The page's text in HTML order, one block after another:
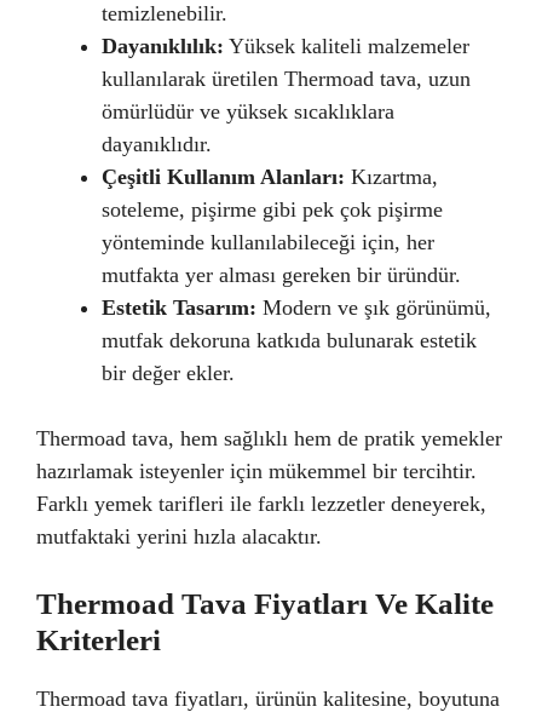
temizlenebilir.
Dayanıklılık: Yüksek kaliteli malzemeler
kullanılarak üretilen Thermoad tava, uzun
ömürlüdür ve yüksek sıcaklıklara
dayanıklıdır.
Çeşitli Kullanım Alanları: Kızartma,
soteleme, pişirme gibi pek çok pişirme
yönteminde kullanılabileceği için, her
mutfakta yer alması gereken bir üründür.
Estetik Tasarım: Modern ve şık görünümü,
mutfak dekoruna katkıda bulunarak estetik
bir değer ekler.
Thermoad tava, hem sağlıklı hem de pratik yemekler
hazırlamak isteyenler için mükemmel bir tercihtir.
Farklı yemek tarifleri ile farklı lezzetler deneyerek,
mutfaktaki yerini hızla alacaktır.
Thermoad Tava Fiyatları Ve Kalite
Kriterleri
Thermoad tava fiyatları, ürünün kalitesine, boyutuna